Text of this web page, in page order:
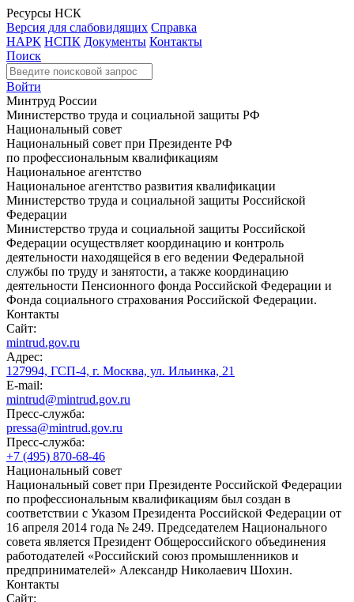
Ресурсы НСК
Версия для слабовидящих Справка
НАРК НСПК Документы Контакты
Поиск
Войти
Минтруд России
Министерство труда и социальной защиты РФ
Национальный совет
Национальный совет при Президенте РФ
по профессиональным квалификациям
Национальное агентство
Национальное агентство развития квалификации
Министерство труда и социальной защиты Российской
Федерации
Министерство труда и социальной защиты Российской
Федерации осуществляет координацию и контроль
деятельности находящейся в его ведении Федеральной
службы по труду и занятости, а также координацию
деятельности Пенсионного фонда Российской Федерации и
Фонда социального страхования Российской Федерации.
Контакты
Сайт:
mintrud.gov.ru
Адрес:
127994, ГСП-4, г. Москва, ул. Ильинка, 21
E-mail:
mintrud@mintrud.gov.ru
Пресс-служба:
pressa@mintrud.gov.ru
Пресс-служба:
+7 (495) 870-68-46
Национальный совет
Национальный совет при Президенте Российской Федерации
по профессиональным квалификациям был создан в
соответствии с Указом Президента Российской Федерации от
16 апреля 2014 года № 249. Председателем Национального
совета является Президент Общероссийского объединения
работодателей «Российский союз промышленников и
предпринимателей» Александр Николаевич Шохин.
Контакты
Сайт: